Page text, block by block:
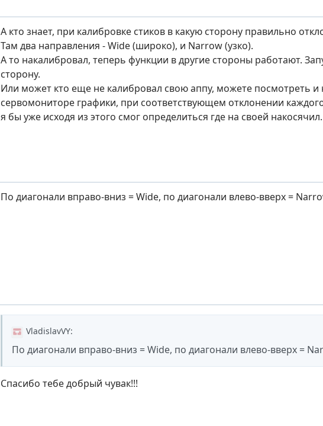
А кто знает, при калибровке стиков в какую сторону правильно
Там два направления - Wide (широко), и Narrow (узко).
А то накалибровал, теперь функции в другие стороны работают.
сторону.
Или может кто еще не калибровал свою аппу, можете посмотреть и
сервомониторе графики, при соответствующем отклонении
я бы уже исходя из этого смог определиться где на своей накосячил.
По диагонали вправо-вниз = Wide, по диагонали влево-вверх =
VladislavVY:
По диагонали вправо-вниз = Wide, по диагонали влево-вверх =
Спасибо тебе добрый чувак!!!